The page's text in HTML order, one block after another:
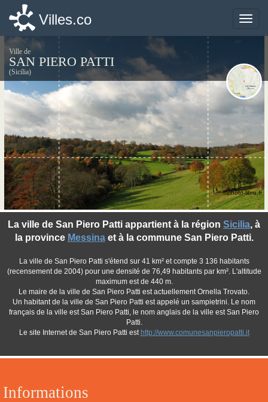
Toggle
Villes.co
Ville de
SAN PIERO PATTI
(Sicilia)
Informations
La ville de San Piero Patti appartient à la région Sicilia, à
la province Messinaet à la commune San Piero Patti.
La ville de San Piero Patti s'étend sur 41 km² et compte 3 136 habitants
(recensement de 2004) pour une densité de 76,49 habitants par km². L'altitude
maximum est de 440 m.
Le maire de la ville de San Piero Patti est actuellement Ornella Trovato.
Un habitant de la ville de San Piero Patti est appelé un sampietrini. Le nom
français de la ville est San Piero Patti, le nom anglais de la ville est San Piero
Patti.
Le site Internet de San Piero Patti est http://www.comunesanpieropatti.it
©photo-libre.fr
Toggle
Villes.co